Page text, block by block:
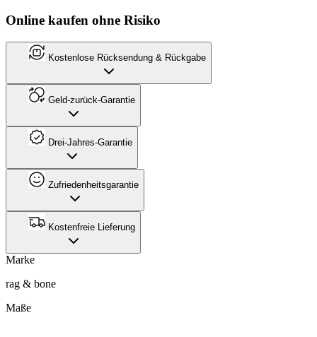
Online kaufen ohne Risiko
Kostenlose Rücksendung & Rückgabe
Geld-zurück-Garantie
Drei-Jahres-Garantie
Zufriedenheitsgarantie
Kostenfreie Lieferung
Marke
rag & bone
Maße